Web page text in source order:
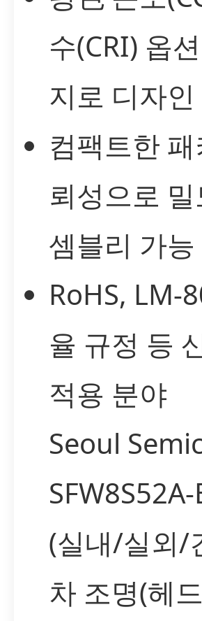
수(CRI) 옵
지로 디자
컴팩트한
뢰성으로
셈블리 가능
RoHS, LM-
율 규정 등
적용 분야
Seoul
(실내/실외/
차 조명(헤